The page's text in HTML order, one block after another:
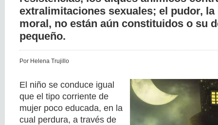
extralimitaciones sexuales; el pudor,
moral, no están aún constituidos o su
pequeño.
Por Helena Trujillo
El niño se conduce igual
que el tipo corriente de
mujer poco educada, en la
cual perdura, a través de